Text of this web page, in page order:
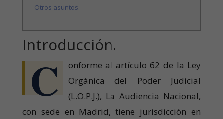
Otros asuntos.
Introducción.
C
onforme al artículo 62 de la Ley
Orgánica del Poder Judicial
(L.O.P.J.), La Audiencia Nacional,
con sede en Madrid, tiene jurisdicción en